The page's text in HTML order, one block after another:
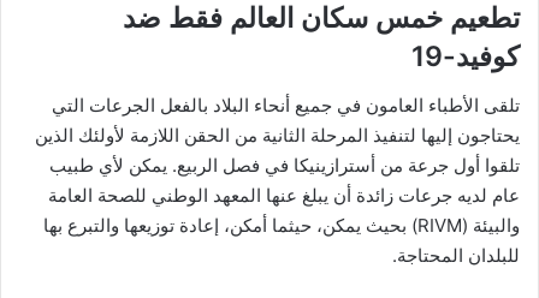
تطعيم خمس سكان العالم فقط ضد
كوفيد-19
تلقى الأطباء العامون في جميع أنحاء البلاد بالفعل الجرعات التي
يحتاجون إليها لتنفيذ المرحلة الثانية من الحقن اللازمة لأولئك الذين
تلقوا أول جرعة من أسترازينيكا في فصل الربيع. يمكن لأي طبيب
عام لديه جرعات زائدة أن يبلغ عنها المعهد الوطني للصحة العامة
والبيئة (RIVM) بحيث يمكن، حيثما أمكن، إعادة توزيعها والتبرع بها
للبلدان المحتاجة.